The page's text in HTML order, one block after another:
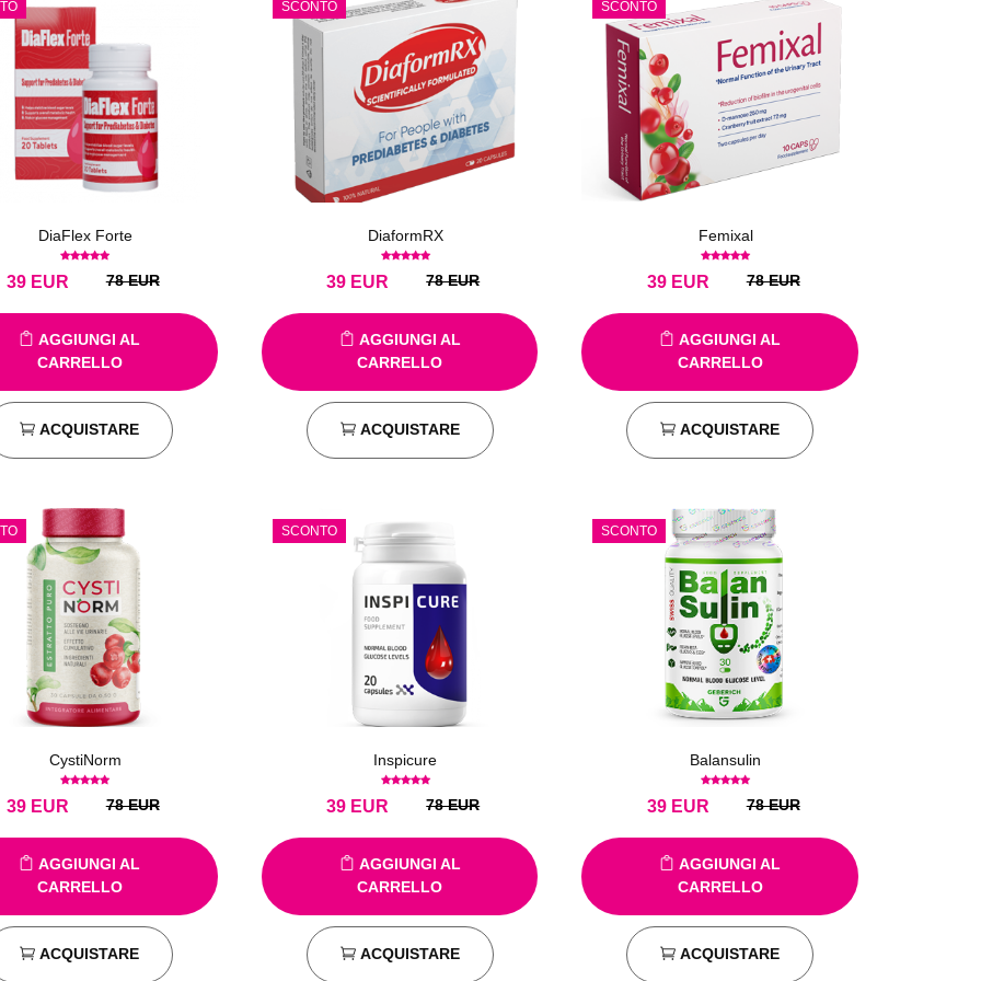
DiaFlex Forte
EUR
39 78 EUR
AGGIUNGI AL
CARRELLO
ACQUISTARE
SCONTO
DiaformRX
EUR
39 78 EUR
AGGIUNGI AL
CARRELLO
ACQUISTARE
SCONTO
Femixal
EUR
39 78 EUR
AGGIUNGI AL
CARRELLO
ACQUISTARE
CystiNorm
EUR
39 78 EUR
AGGIUNGI AL
CARRELLO
ACQUISTARE
SCONTO
Inspicure
EUR
39 78 EUR
AGGIUNGI AL
CARRELLO
ACQUISTARE
SCONTO
Balansulin
EUR
39 78 EUR
AGGIUNGI AL
CARRELLO
ACQUISTARE